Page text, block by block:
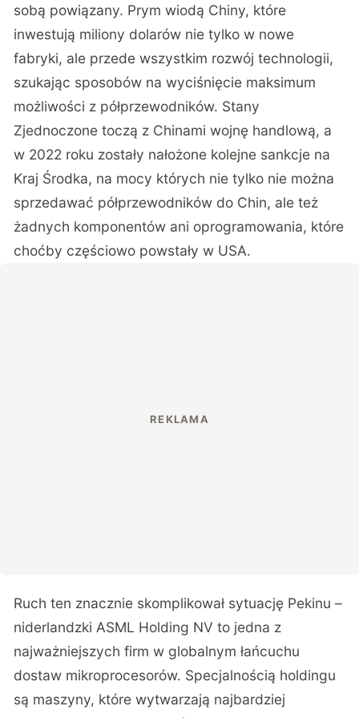
sobą powiązany. Prym wiodą Chiny, które
inwestują miliony dolarów nie tylko w nowe
fabryki, ale przede wszystkim rozwój technologii,
szukając sposobów na wyciśnięcie maksimum
możliwości z półprzewodników. Stany
Zjednoczone toczą z Chinami wojnę handlową, a
w 2022 roku zostały nałożone kolejne sankcje na
Kraj Środka, na mocy których nie tylko nie można
sprzedawać półprzewodników do Chin, ale też
żadnych komponentów ani oprogramowania, które
choćby częściowo powstały w USA.
Ruch ten znacznie skomplikował sytuację Pekinu –
niderlandzki ASML Holding NV to jedna z
najważniejszych firm w globalnym łańcuchu
dostaw mikroprocesorów. Specjalnością holdingu
są maszyny, które wytwarzają najbardziej